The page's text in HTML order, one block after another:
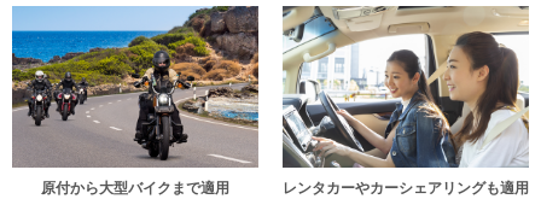
原付から大型バイクまで適用 レンタカーやカーシェアリングも適用